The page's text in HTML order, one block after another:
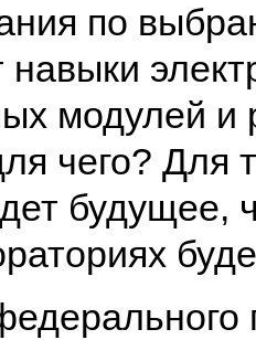
по
навыки
модулей
чего? Для
будущее,